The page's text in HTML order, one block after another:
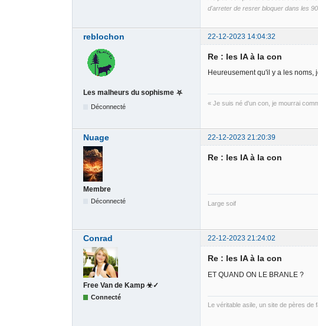
d'arreter de resrer bloquer dans les
reblochon 22-12-2023 14:04:32
Les malheurs du sophisme ⛧
Déconnecté
Re : les IA à la con
Heureusement qu'il y a les noms,
« Je suis né d'un con, je mourrai
Nuage 22-12-2023 21:20:39
Membre
Déconnecté
Re : les IA à la con
Large soif
Conrad 22-12-2023 21:24:02
Free Van de Kamp ☣✓
Connecté
Re : les IA à la con
ET QUAND ON LE BRANLE ?
Le véritable asile, un site de pères de